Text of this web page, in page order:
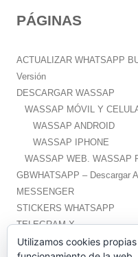
a
:
PÁGINAS
ACTUALIZAR WHATSAPP
Versión
DESCARGAR WASSAP
WASSAP MÓVIL Y
WASSAP ANDROID
WASSAP IPHONE
WASSAP WEB. WASSAP
GBWHATSAPP – Descargar
MESSENGER
STICKERS WHATSAPP
TELEGRAM X
WHATSAPP PLUS –
Utilizamos cookies